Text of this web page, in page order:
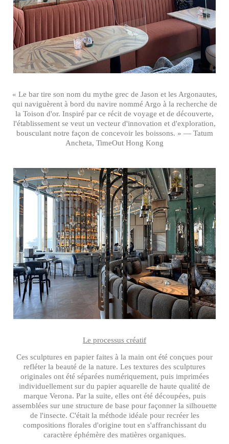
« Le bar tire son nom du mythe grec de Jason et les Argonautes,
qui naviguèrent à bord du navire nommé Argo à la recherche de
la Toison d'or. Inspiré par ce récit de voyage et de découverte,
l'établissement se veut un vecteur d'innovation et d'exploration,
bousculant notre façon de concevoir les boissons. » — Tatum
Ancheta, TimeOut Hong Kong
Le processus créatif
Ces sculptures en papier faites à la main ont été conçues pour
refléter la beauté de la nature. Les textures des sculptures
originales ont été séparées numériquement, puis imprimées
individuellement sur du papier aquarelle de haute qualité de
marque Verona. Par la suite, elles ont été découpées, puis
assemblées sur une structure de base pour façonner la silhouette
de l'insecte. C'était la méthode idéale pour recréer les
compositions florales d'origine tout en s'affranchissant du
caractère éphémère des matières organiques.